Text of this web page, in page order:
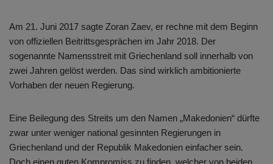
Am 21. Juni 2017 sagte Zoran Zaev, er rechne mit dem Beginn
von offiziellen Beitrittsgesprächen im Jahr 2018. Der
sogenannte Namensstreit mit Griechenland soll innerhalb von
zwei Jahren gelöst werden. Das sind wirklich ambitionierte
Vorhaben der neuen Regierung.
Eine Beilegung des Streits um den Namen „Makedonien“ dürfte
zwar unter weniger national gesinnten Regierungen in
Griechenland und der Republik Makedonien einfacher sein.